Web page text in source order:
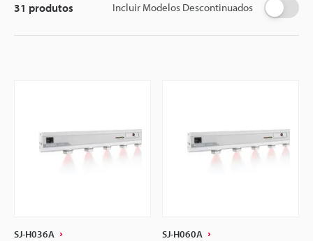
Incluir Modelos Descontinuados
31 produtos
SJ-H036A SJ-H060A